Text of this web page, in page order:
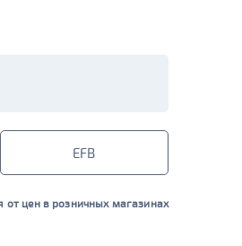
EFB
от цен в розничных магазинах